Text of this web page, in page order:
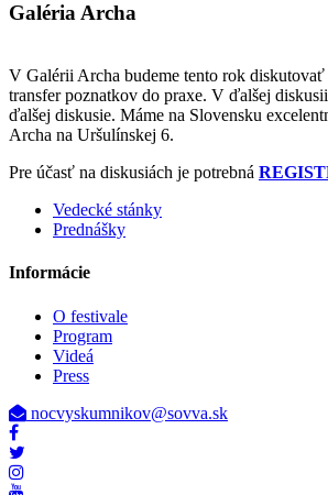
Galéria Archa
V Galérii Archa budeme tento rok
transfer poznatkov do praxe. V ďalšej
ďalšej diskusie. Máme na Slovensku
Archa na Uršulínskej 6.
Pre účasť na diskusiách je potrebná
Vedecké stánky
Prednášky
Informácie
O festivale
Program
Videá
Press
nocvyskumnikov@sovva.sk